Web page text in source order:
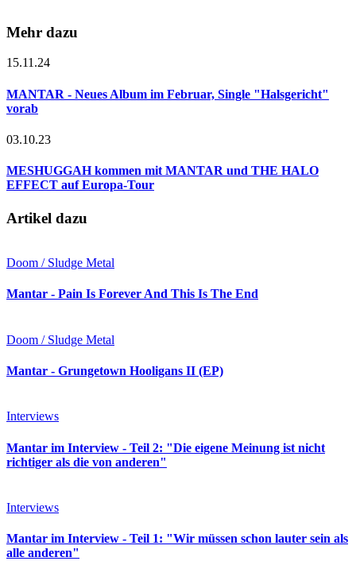
Mehr dazu
15.11.24
MANTAR - Neues Album im Februar, Single "Halsgericht"
vorab
03.10.23
MESHUGGAH kommen mit MANTAR und THE HALO
EFFECT auf Europa-Tour
Artikel dazu
Doom / Sludge Metal
Mantar - Pain Is Forever And This Is The End
Doom / Sludge Metal
Mantar - Grungetown Hooligans II (EP)
Interviews
Mantar im Interview - Teil 2: "Die eigene Meinung ist nicht
richtiger als die von anderen"
Interviews
Mantar im Interview - Teil 1: "Wir müssen schon lauter sein als
alle anderen"